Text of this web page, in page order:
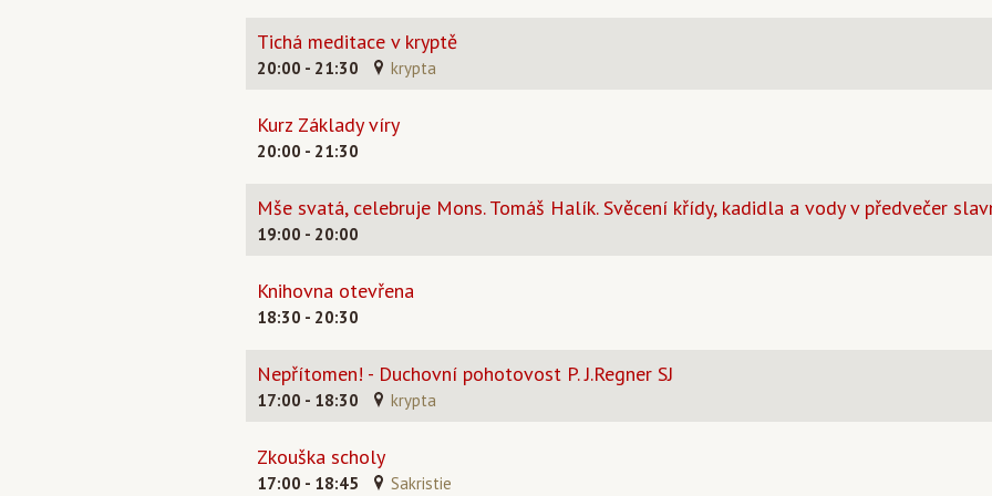
Tichá meditace v kryptě
20:00 - 21:30 krypta
Kurz Základy víry
20:00 - 21:30
Mše svatá, celebruje Mons. Tomáš Halík. Svěcení křídy, kadidla a vody v předvečer
19:00 - 20:00
Knihovna otevřena
18:30 - 20:30
Nepřítomen! - Duchovní pohotovost P. J.Regner SJ
17:00 - 18:30 krypta
Zkouška scholy
17:00 - 18:45 Sakristie